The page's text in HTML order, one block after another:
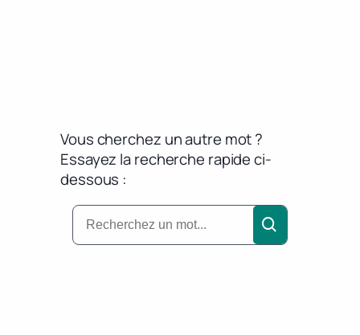
Vous cherchez un autre mot ?
Essayez la recherche rapide ci-
dessous :